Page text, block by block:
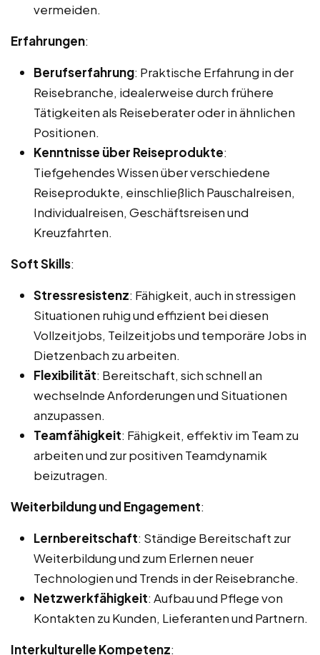
vermeiden.
Erfahrungen:
Berufserfahrung: Praktische Erfahrung in der
Reisebranche, idealerweise durch frühere
Tätigkeiten als Reiseberater oder in ähnlichen
Positionen.
Kenntnisse über Reiseprodukte:
Tiefgehendes Wissen über verschiedene
Reiseprodukte, einschließlich Pauschalreisen,
Individualreisen, Geschäftsreisen und
Kreuzfahrten.
Soft Skills:
Stressresistenz: Fähigkeit, auch in stressigen
Situationen ruhig und effizient bei diesen
Vollzeitjobs, Teilzeitjobs und temporäre Jobs in
Dietzenbach zu arbeiten.
Flexibilität: Bereitschaft, sich schnell an
wechselnde Anforderungen und Situationen
anzupassen.
Teamfähigkeit: Fähigkeit, effektiv im Team zu
arbeiten und zur positiven Teamdynamik
beizutragen.
Weiterbildung und Engagement:
Lernbereitschaft: Ständige Bereitschaft zur
Weiterbildung und zum Erlernen neuer
Technologien und Trends in der Reisebranche.
Netzwerkfähigkeit: Aufbau und Pflege von
Kontakten zu Kunden, Lieferanten und Partnern.
Interkulturelle Kompetenz: